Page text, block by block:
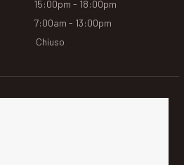
15:00pm - 18:00pm
7:00am - 13:00pm
Chiuso